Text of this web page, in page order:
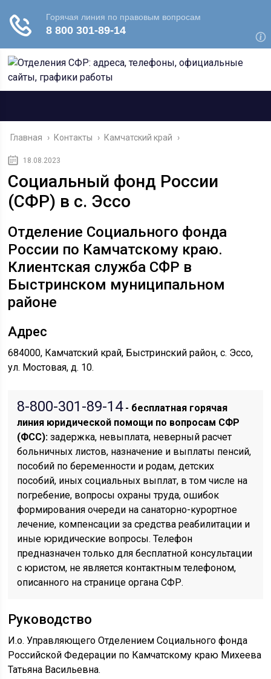
Главная › Контакты › Камчатский край ›
18.08.2023
Социальный фонд России
(СФР) в с. Эссо
Отделение Социального фонда
России по Камчатскому краю.
Клиентская служба СФР в
Быстринском муниципальном
районе
Адрес
684000, Камчатский край, Быстринский район, с. Эссо,
ул. Мостовая, д. 10.
8-800-301-89-14- бесплатная горячая
линия юридической помощи по вопросам CФР
(ФСС): задержка, невыплата, неверный расчет
больничных листов, назначение и выплаты пенсий,
пособий по беременности и родам, детских
пособий, иных социальных выплат, в том числе на
погребение, вопросы охраны труда, ошибок
формирования очереди на санаторно-курортное
лечение, компенсации за средства реабилитации и
иные юридические вопросы. Телефон
предназначен только для бесплатной консультации
с юристом, не является контактным телефоном,
описанного на странице органа СФР.
Руководство
И.о. Управляющего Отделением Социального фонда
Российской Федерации по Камчатскому краю Михеева
Татьяна Васильевна.